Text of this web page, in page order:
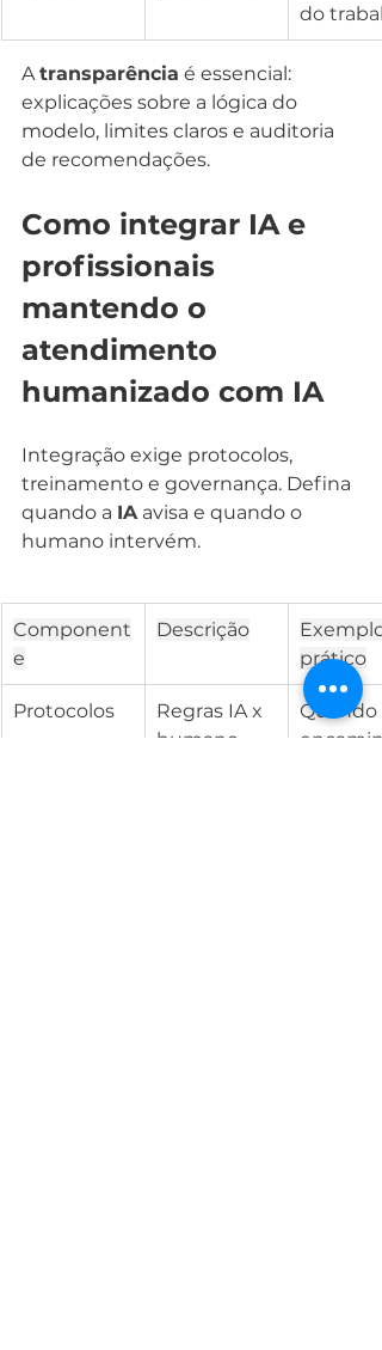
do
A transparência é essencial:
explicações sobre a lógica do
modelo, limites claros e auditoria
de recomendações.
Como integrar IA e
profissionais
mantendo o
atendimento
humanizado com IA
Integração exige protocolos,
treinamento e governança. Defina
quando a IA avisa e quando o
humano intervém.
Component
e
Descrição
Exemplo
prático
Protocolos
Regras IA x
humano
Quando